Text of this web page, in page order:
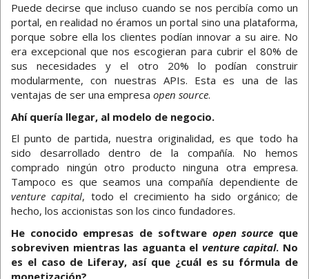
Puede decirse que incluso cuando se nos percibía como un
portal, en realidad no éramos un portal sino una plataforma,
porque sobre ella los clientes podían innovar a su aire. No
era excepcional que nos escogieran para cubrir el 80% de
sus necesidades y el otro 20% lo podían construir
modularmente, con nuestras APIs. Esta es una de las
ventajas de ser una empresa open source.
Ahí quería llegar, al modelo de negocio.
El punto de partida, nuestra originalidad, es que todo ha
sido desarrollado dentro de la compañía. No hemos
comprado ningún otro producto ninguna otra empresa.
Tampoco es que seamos una compañía dependiente de
venture capital, todo el crecimiento ha sido orgánico; de
hecho, los accionistas son los cinco fundadores.
He conocido empresas de software open source que
sobreviven mientras las aguanta el venture capital. No
es el caso de Liferay, así que ¿cuál es su fórmula de
monetización?